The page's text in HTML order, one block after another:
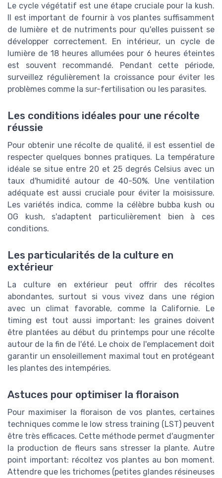
Le cycle végétatif est une étape cruciale pour la kush.
Il est important de fournir à vos plantes suffisamment
de lumière et de nutriments pour qu'elles puissent se
développer correctement. En intérieur, un cycle de
lumière de 18 heures allumées pour 6 heures éteintes
est souvent recommandé. Pendant cette période,
surveillez régulièrement la croissance pour éviter les
problèmes comme la sur-fertilisation ou les parasites.
Les conditions idéales pour une récolte
réussie
Pour obtenir une récolte de qualité, il est essentiel de
respecter quelques bonnes pratiques. La température
idéale se situe entre 20 et 25 degrés Celsius avec un
taux d'humidité autour de 40-50%. Une ventilation
adéquate est aussi cruciale pour éviter la moisissure.
Les variétés indica, comme la célèbre bubba kush ou
OG kush, s'adaptent particulièrement bien à ces
conditions.
Les particularités de la culture en
extérieur
La culture en extérieur peut offrir des récoltes
abondantes, surtout si vous vivez dans une région
avec un climat favorable, comme la Californie. Le
timing est tout aussi important: les graines doivent
être plantées au début du printemps pour une récolte
autour de la fin de l'été. Le choix de l'emplacement doit
garantir un ensoleillement maximal tout en protégeant
les plantes des intempéries.
Astuces pour optimiser la floraison
Pour maximiser la floraison de vos plantes, certaines
techniques comme le low stress training (LST) peuvent
être très efficaces. Cette méthode permet d'augmenter
la production de fleurs sans stresser la plante. Autre
point important: récoltez vos plantes au bon moment.
Attendre que les trichomes (petites glandes résineuses